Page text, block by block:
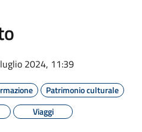
2024, 11:39
Patrimonio culturale
Viaggi